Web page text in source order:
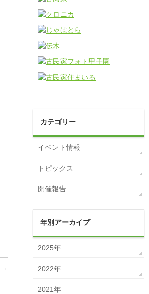
→
カテゴリー
イベント情報
トピックス
開催報告
年別アーカイブ
2025年
2022年
2021年